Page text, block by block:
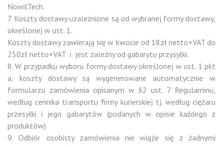
NowilTech.
7. Koszty dostawy uzależnione są od wybranej formy dostawy,
określonej w ust. 1.
Koszty dostawy zawierają się w kwocie od 18zł netto+VAT do
250zł netto+VAT i jest zależny od gabarytu przysyłki.
8. W przypadku wyboru formy dostawy określonej w ust. 1 pkt
a, koszty dostawy są wygenerowane automatycznie w
formularzu zamówienia opisanym w §2 ust. 7 Regulaminu,
według cennika transportu firmy kurierskiej tj. według ciężaru
przesyłki i jego gabarytów (podanych w opisie każdego z
produktów).
9. Odbiór osobisty zamówienia nie wiąże się z żadnymi